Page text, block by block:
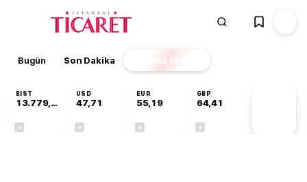
Bugün Son Dakika Finans EKSTRA
BIST
13.779,39
USD
47,71
EUR
55,19
GBP
64,41